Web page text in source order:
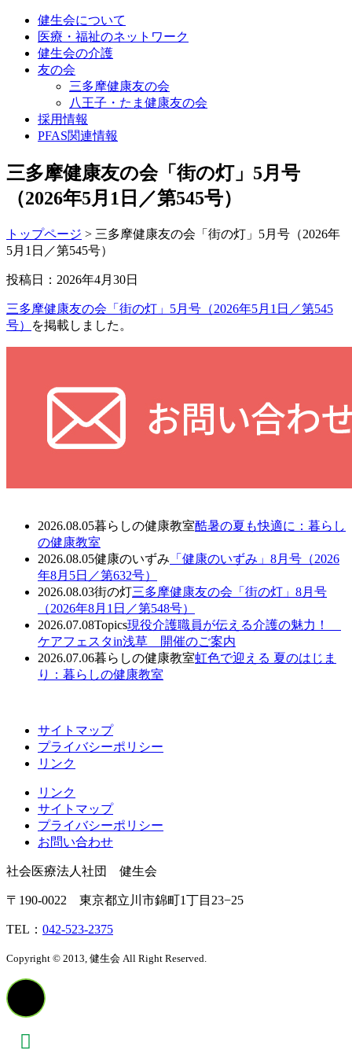
健生会について
医療・福祉のネットワーク
健生会の介護
友の会
三多摩健康友の会
八王子・たま健康友の会
採用情報
PFAS関連情報
三多摩健康友の会「街の灯」5月号
（2026年5月1日／第545号）
トップページ > 三多摩健康友の会「街の灯」5月号（2026年
5月1日／第545号）
投稿日：2026年4月30日
三多摩健康友の会「街の灯」5月号（2026年5月1日／第545
号）
を掲載しました。
2026.08.05暮らしの健康教室酷暑の夏も快適に：暮らし
の健康教室
2026.08.05健康のいずみ 「健康のいずみ」8月号（2026
年8月5日／第632号）
2026.08.03街の灯三多摩健康友の会「街の灯」8月号
（2026年8月1日／第548号）
2026.07.08Topics現役介護職員が伝える介護の魅力！
ケアフェスタin浅草 開催のご案内
2026.07.06暮らしの健康教室虹色で迎える 夏のはじま
り：暮らしの健康教室
サイトマップ
プライバシーポリシー
リンク
リンク
サイトマップ
プライバシーポリシー
お問い合わせ
社会医療法人社団 健生会
〒190-0022 東京都立川市錦町1丁目23−25
TEL： 042-523-2375
Copyright © 2013, 健生会 All Right Reserved.